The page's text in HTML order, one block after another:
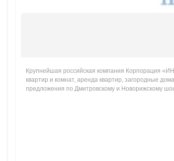
Крупнейшая российская компания Корпорация
квартир и комнат, аренда квартир, загородные
предложения по Дмитровскому и Новорижскому